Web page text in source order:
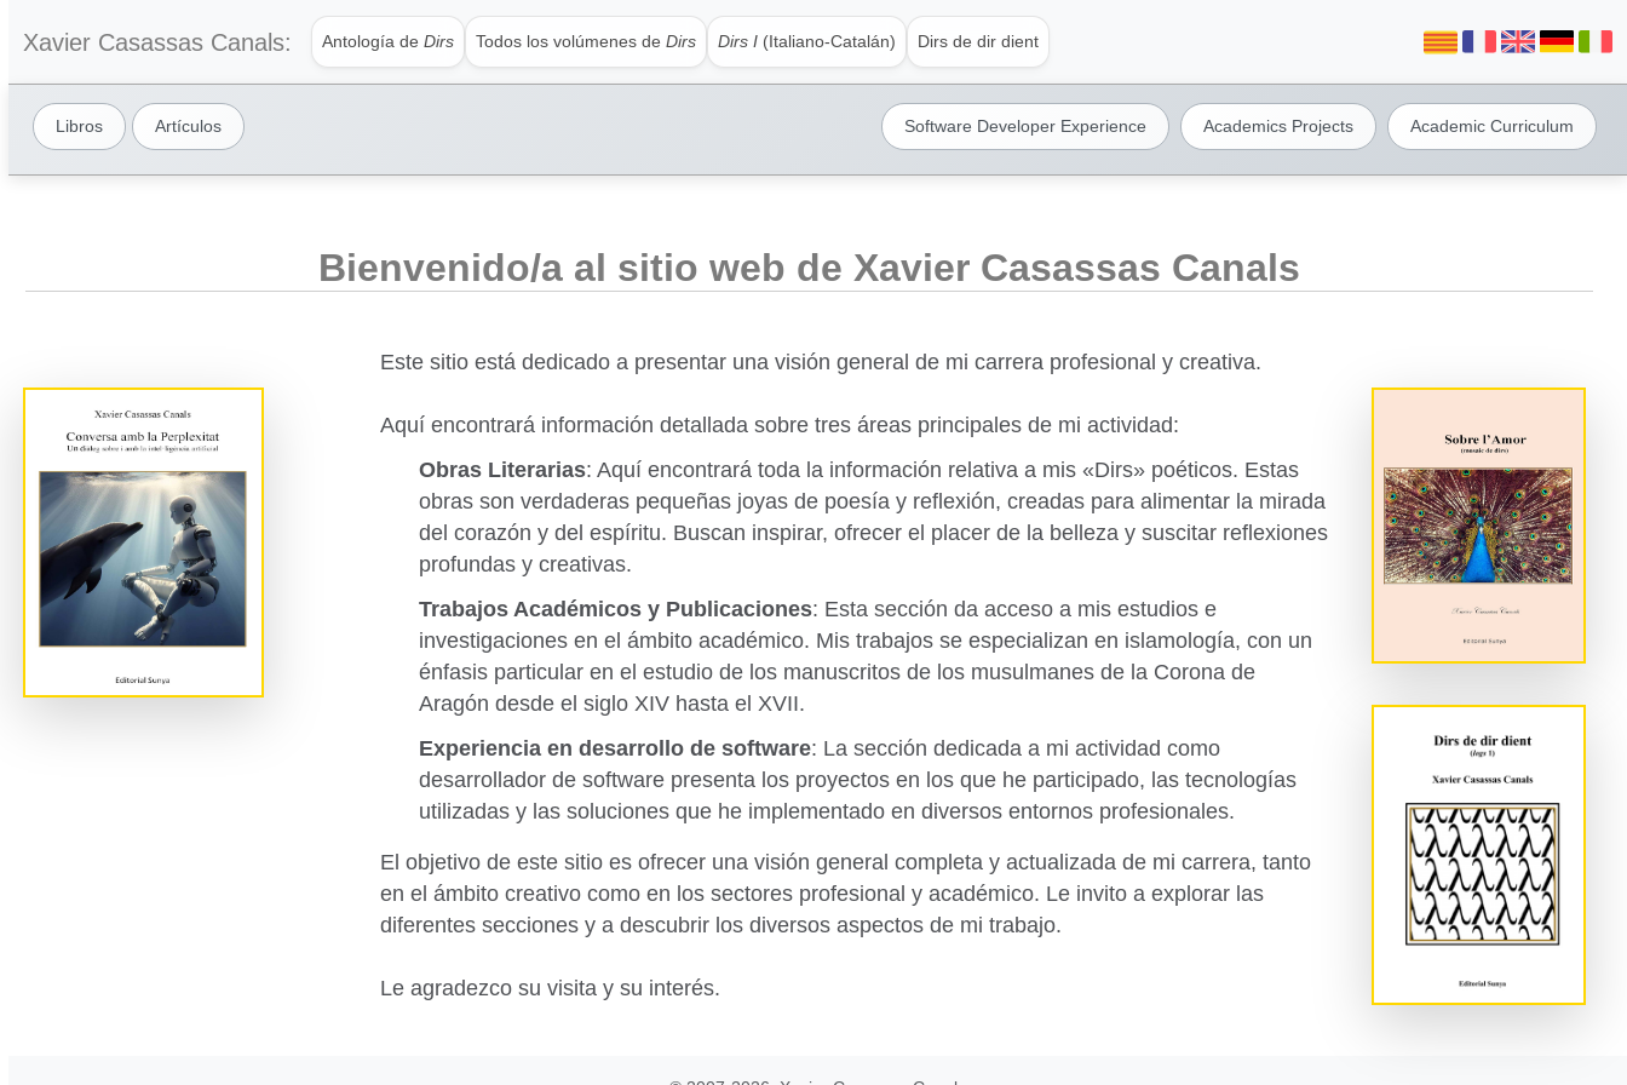
Xavier Casassas Canals: Antología de Dirs Todos los volúmenes de Dirs Dirs I (Italiano-Catalán) Dirs de dir dient
Libros Artículos Software Developer Experience Academics Projects Academic Curriculum
Bienvenido/a al sitio web de Xavier Casassas Canals
Este sitio está dedicado a presentar una visión general de mi carrera profesional y creativa.
Aquí encontrará información detallada sobre tres áreas principales de mi actividad:
Obras Literarias: Aquí encontrará toda la información relativa a mis «Dirs» poéticos. Estas
obras son verdaderas pequeñas joyas de poesía y reflexión, creadas para alimentar la mirada
del corazón y del espíritu. Buscan inspirar, ofrecer el placer de la belleza y suscitar reflexiones
profundas y creativas.
Trabajos Académicos y Publicaciones: Esta sección da acceso a mis estudios e
investigaciones en el ámbito académico. Mis trabajos se especializan en islamología, con un
énfasis particular en el estudio de los manuscritos de los musulmanes de la Corona de
Aragón desde el siglo XIV hasta el XVII.
Experiencia en desarrollo de software: La sección dedicada a mi actividad como
desarrollador de software presenta los proyectos en los que he participado, las tecnologías
utilizadas y las soluciones que he implementado en diversos entornos profesionales.
El objetivo de este sitio es ofrecer una visión general completa y actualizada de mi carrera, tanto
en el ámbito creativo como en los sectores profesional y académico. Le invito a explorar las
diferentes secciones y a descubrir los diversos aspectos de mi trabajo.
Le agradezco su visita y su interés.